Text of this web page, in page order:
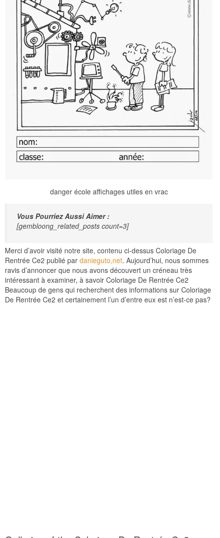
danger école affichages utiles en vrac
Vous Pourriez Aussi Aimer :
[gembloong_related_posts count=3]
Merci d’avoir visité notre site, contenu ci-dessus Coloriage De
Rentrée Ce2 publié par danieguto,net. Aujourd’hui, nous sommes
ravis d’annoncer que nous avons découvert un créneau très
intéressant à examiner, à savoir Coloriage De Rentrée Ce2
Beaucoup de gens qui recherchent des informations sur Coloriage
De Rentrée Ce2 et certainement l’un d’entre eux est n’est-ce pas?